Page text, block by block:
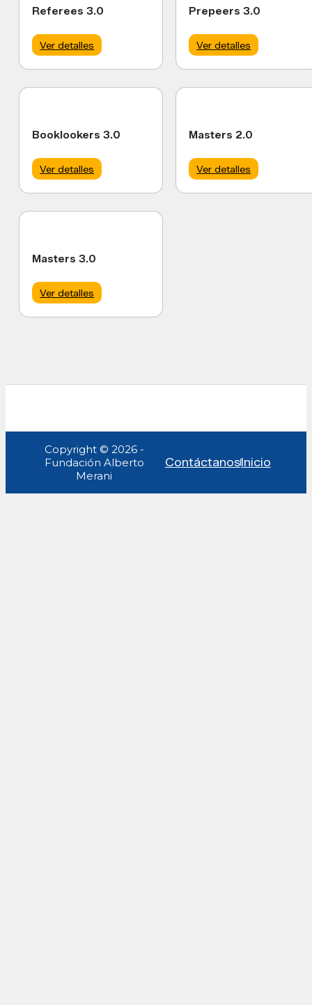
Referees 3.0
Ver detalles
Prepeers 3.0
Ver detalles
Booklookers 3.0
Ver detalles
Masters 2.0
Ver detalles
Masters 3.0
Ver detalles
Copyright © 2026 -
Fundación Alberto
Merani
ContáctanosInicio